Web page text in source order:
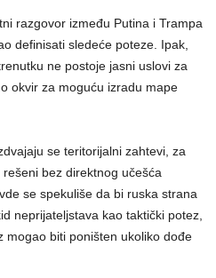
razgovor između Putina i Trampa
definisati sledeće poteze. Ipak,
ne postoje jasni uslovi za
okvir za moguću izradu mape
se teritorijalni zahtevi, za
bez direktnog učešća
se spekuliše da bi ruska strana
neprijateljstava kao taktički potez,
mogao biti poništen ukoliko dođe